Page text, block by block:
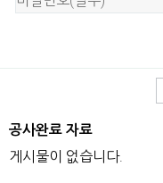
공사완료 자료
게시물이 없습니다.